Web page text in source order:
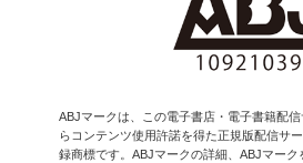
ABJマークは、この電子書店・電子書籍配
らコンテンツ使用許諾を得た正規版配信サ
録商標です。ABJマークの詳細、ABJマーク